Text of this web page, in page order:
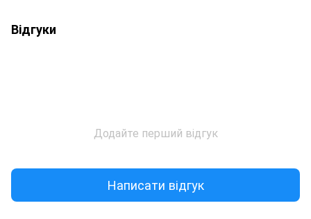
Відгуки
Додайте перший відгук
Написати відгук